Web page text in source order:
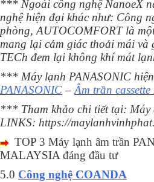
*** Ngoài công nghệ NanoeX
nghệ hiện đại khác như: Công
phòng, AUTOCOMFORT là
mang lại cảm giác thoải mái và
TECh đem lại không khí mát
*** Máy lạnh PANASONIC
PANASONIC– Âm trần
*** Tham khảo chi tiết tại: Máy
LINKS: https://
TOP 3 Máy lạnh âm trần
MALAYSIA đáng đầu tư
5.0 Công nghệ COANDA